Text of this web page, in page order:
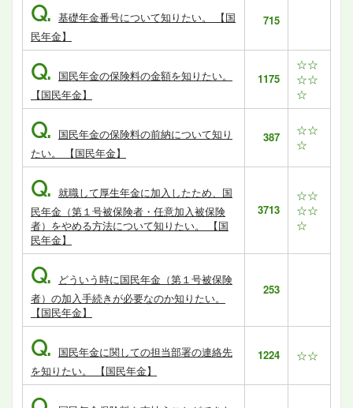
Q. 基礎年金番号について知りたい。 【国
民年金】
715
Q. 国民年金の保険料の金額を知りたい。
【国民年金】
1175
☆☆
☆☆
☆
Q. 国民年金の保険料の前納について知り
たい。 【国民年金】
387
☆☆
☆
Q. 就職して厚生年金に加入したため、国
民年金（第１号被保険者・任意加入被保険
者）をやめる方法について知りたい。 【国
民年金】
3713
☆☆
☆☆
☆
Q.
どういう時に国民年金（第１号被保険
者）の加入手続きが必要なのか知りたい。
【国民年金】
253
Q. 国民年金に関しての担当部署の連絡先
を知りたい。 【国民年金】
1224 ☆☆